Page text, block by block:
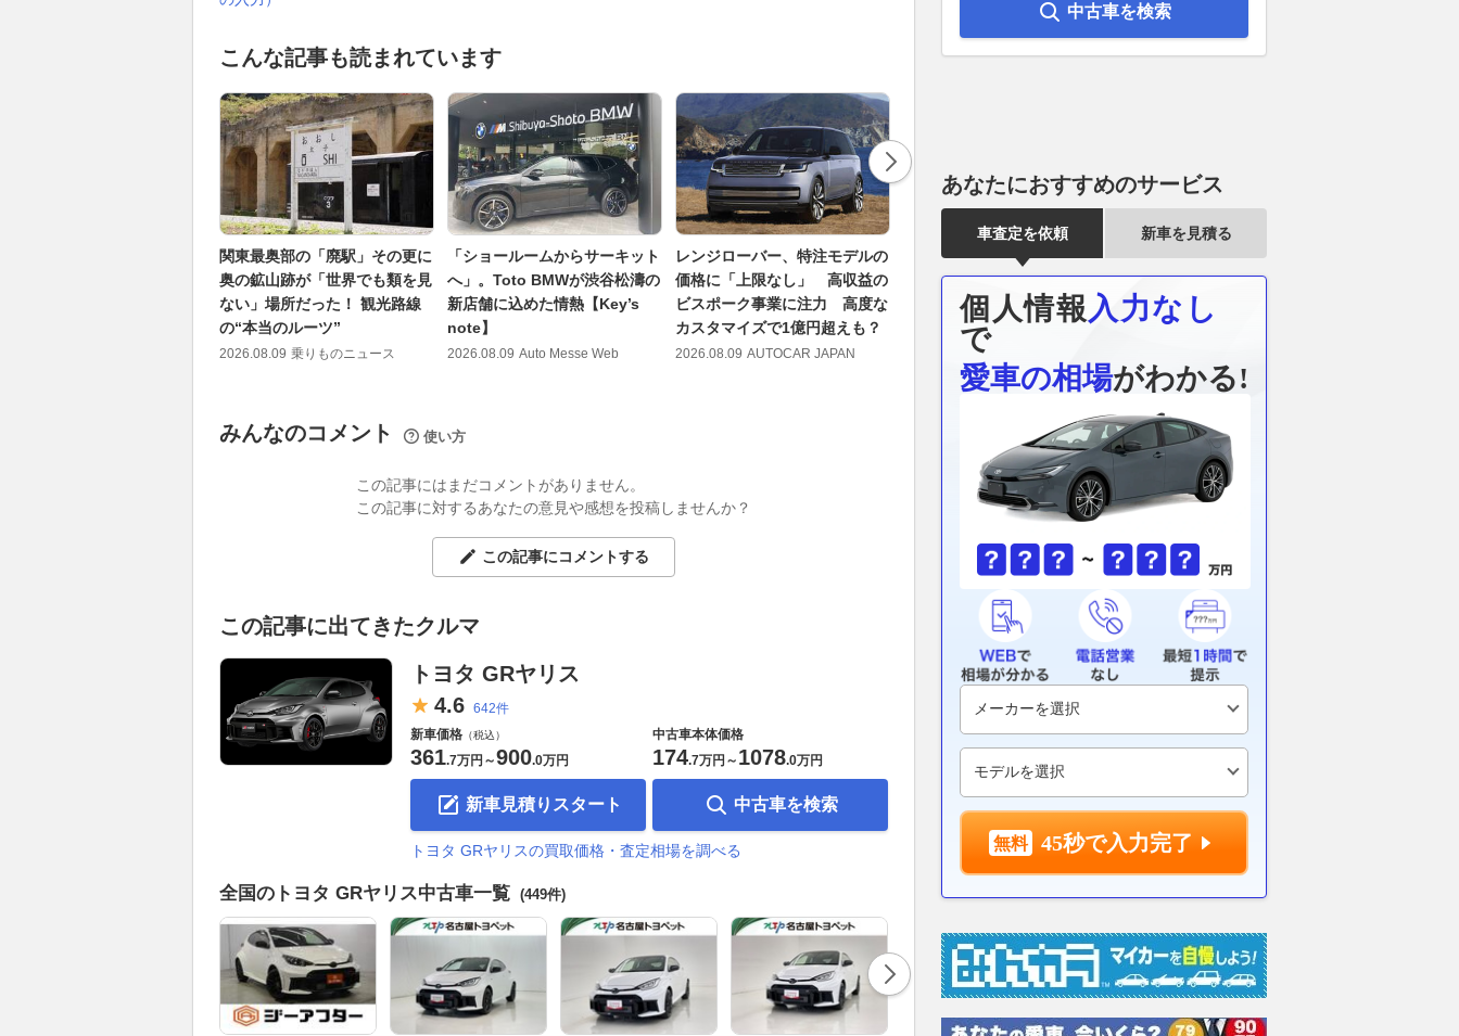
こんな記事も読まれています
関東最奥部の「廃駅」その更に
奥の鉱山跡が「世界でも類を見
ない」場所だった！ 観光路線
の“本当のルーツ”
2026.08.09 乗りものニュース
「ショールームからサーキット
へ」。Toto BMWが渋谷松濤の
新店舗に込めた情熱【Key’s
note】
2026.08.09 Auto Messe Web
レンジローバー、特注モデルの
価格に「上限なし」 高収益の
ビスポーク事業に注力 高度な
カスタマイズで1億円超えも？
2026.08.09 AUTOCAR JAPAN
【暫定結果】2026スーパーフ
ォーミュラ第8戦SUGO 決勝
2026.08.09 AUTOSPORT web
【MotoGP】肉体万全から程遠
いベッツェッキ、スプリント3
位は”少しどころじゃない”予想
以上の結果「決勝表彰台は難し
2026.08.09 motorsport.com 日本版
みんなのコメント 使い方
この記事にはまだコメントがありません。
この記事に対するあなたの意見や感想を投稿しませんか？
この記事にコメントする
この記事に出てきたクルマ
トヨタ GRヤリス
4.6 642件
新車価格 （税込）
361.7万円 ～900.0万円
新車見積りスタート
中古車本体価格
174.7万円 ～ 1078.0万円
中古車を検索
トヨタ GRヤリスの買取価格・査定相場を調べる
全国のトヨタ GRヤリス中古車一覧 (449件)
中古車を検索
あなたにおすすめのサービス
車査定を依頼 新車を見積る
個人情報 入力なし
で
愛車の相場がわかる!
45秒で入力完了